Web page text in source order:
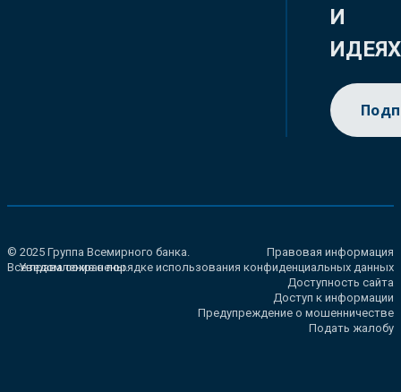
И
ИДЕЯХ
© 2025 Группа Всемирного банка.
Все права сохранены.
Правовая информация
Уведомление о порядке использования конфиденциальных данных
Доступность сайта
Доступ к информации
Предупреждение о мошенничестве
Подать жалобу